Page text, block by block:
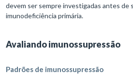
devem ser sempre investigadas antes de
imunodeficiência primária.
Avaliando imunossupressão
Padrões de imunossupressão